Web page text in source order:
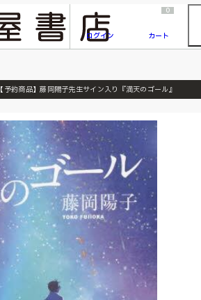
『ONE PIECE magazine 021 ONE PIECEカード付き同梱版』発売延期のご案内
ログイン
0
カート
【予約商品】藤岡陽子先生サイン入り『満天のゴール』